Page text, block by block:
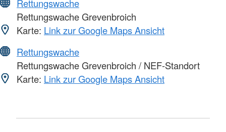
Rettungswache
Rettungswache Grevenbroich
Karte: Link zur Google Maps Ansicht
Rettungswache
Rettungswache Grevenbroich / NEF-Standort
Karte: Link zur Google Maps Ansicht